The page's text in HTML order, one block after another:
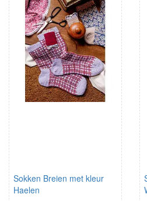
Sokken Breien met kleur
Haelen